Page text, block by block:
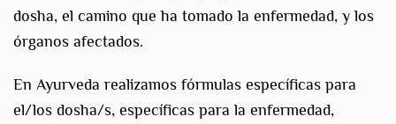
dosha, el camino que ha tomado la enfermedad, y los
órganos afectados.
En Ayurveda realizamos fórmulas específicas para
el/los dosha/s, específicas para la enfermedad,